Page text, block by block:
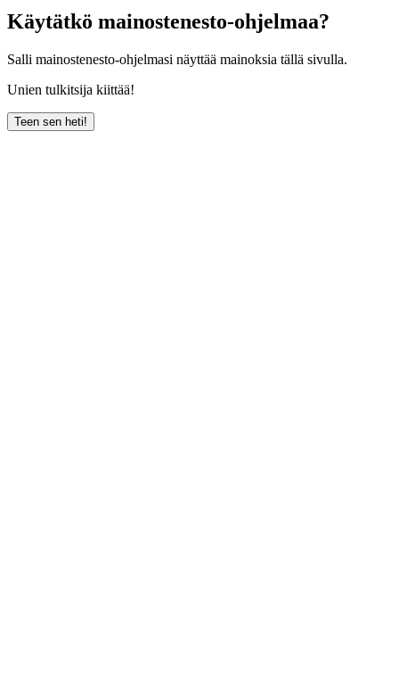
Käytätkö mainostenesto-ohjelmaa?
Salli mainostenesto-ohjelmasi näyttää mainoksia tällä sivulla.
Unien tulkitsija kiittää!
Teen sen heti!